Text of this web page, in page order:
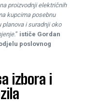
proizvodnji električnih
kupcima posebnu
planova i suradnji oko
” ističe Gordan
poslovnog
izbora i